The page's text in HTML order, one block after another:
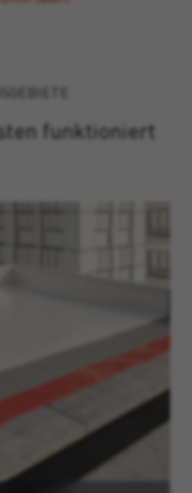
funktioniert